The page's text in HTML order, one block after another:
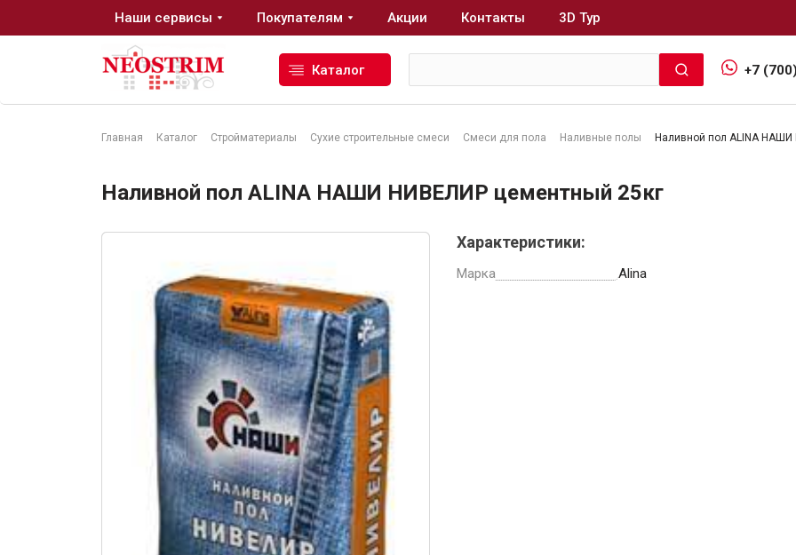
Главная Каталог Стройматериалы Сухие строительные смеси Смеси для пола Наливные полы Наливной пол ALINА
Наливной пол ALINА НАШИ НИВЕЛИР цементный 25кг
Характеристики:
Марка Alina
Наши сервисы Покупателям Акции Контакты 3D Тур
Каталог +7
Кровельные материалы
Ещё 2
Герметики
Клеи, жидкие гвозди
Электро-оборудование